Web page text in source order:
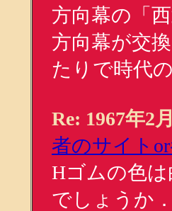
方向幕の「
方向幕が交
たりで時代
Re: 1967年2
者のサイト
Hゴムの色
でしょうか